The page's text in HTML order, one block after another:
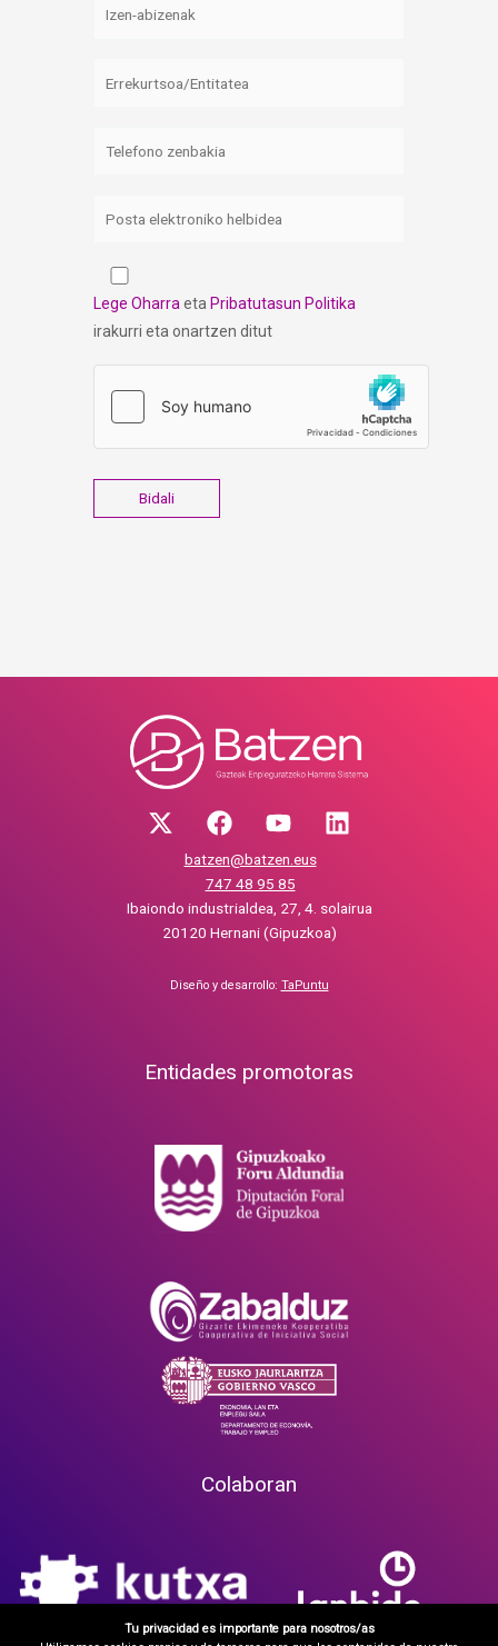
Lege Oharraeta Pribatutasun Politika
irakurri eta onartzen ditut
batzen@batzen.eus
747 48 95 85
Ibaiondo industrialdea, 27, 4. solairua
20120 Hernani (Gipuzkoa)
Diseño y desarrollo: TaPuntu
Entidades promotoras
Colaboran
Tu privacidad es importante para nosotros/as